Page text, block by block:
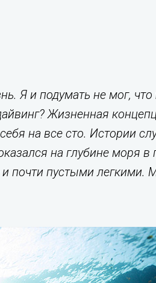
Я и подумать не мог, что
Жизненная
на все сто. Истории
на глубине моря в
почти пустыми легкими.